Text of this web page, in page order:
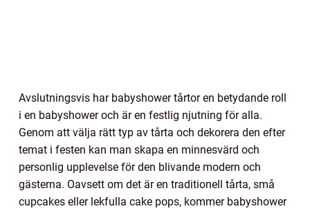
Avslutningsvis har babyshower tårtor en betydande roll
i en babyshower och är en festlig njutning för alla.
Genom att välja rätt typ av tårta och dekorera den efter
temat i festen kan man skapa en minnesvärd och
personlig upplevelse för den blivande modern och
gästerna. Oavsett om det är en traditionell tårta, små
cupcakes eller lekfulla cake pops, kommer babyshower